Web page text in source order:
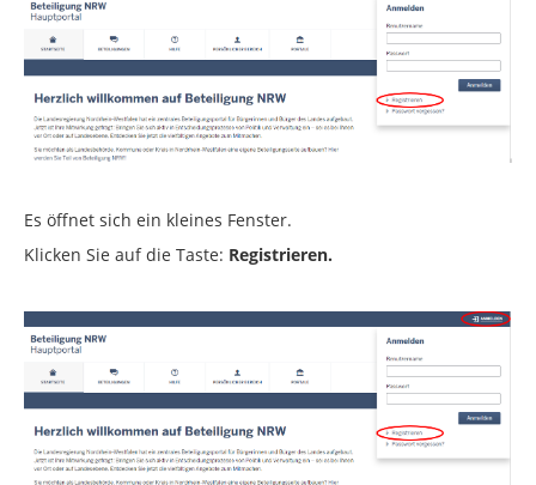
Es öffnet sich ein kleines Fenster.
Klicken Sie auf die Taste: Registrieren.